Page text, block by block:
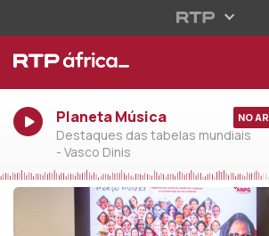
Planeta Música
Destaques das tabelas mundiais
- Vasco Dinis
NO AR